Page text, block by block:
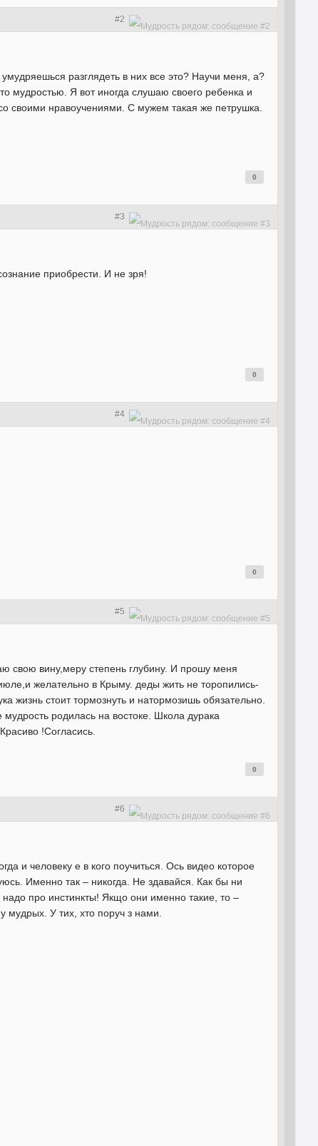
#2
разглядеть в них все это? Научи меня, а?
мудростью. Я вот иногда слушаю своего ребенка и
своими нравоучениями. С мужем такая же петрушка.
0
#3
приобрести. И не зря!
0
#4
0
#5
свою вину,меру степень глубину. И прошу меня
желательно в Крыму. деды жить не торопились-
жизнь стоит тормознуть и натормозишь обязательно.
родилась на востоке. Школа дурака
!Согласись.
0
#6
и человеку е в кого поучиться. Ось видео которое
Именно так – никогда. Не здавайся. Как бы ни
про инстинкты! Якщо они именно такие, то –
У тих, хто поруч з нами.